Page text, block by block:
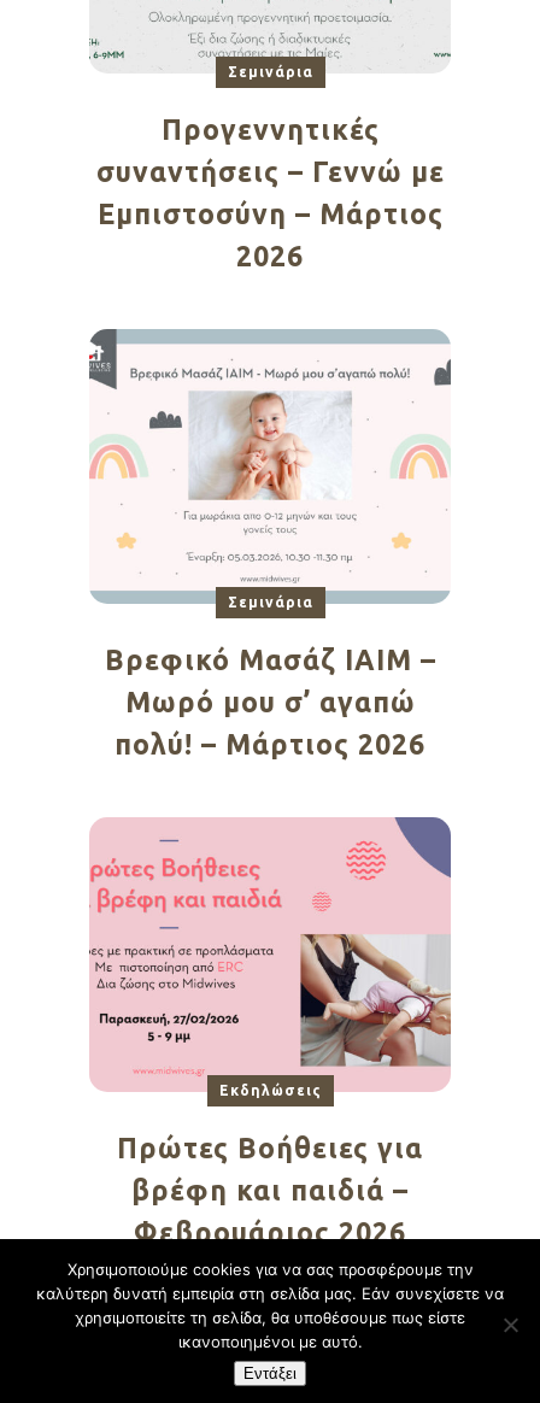
Σεμινάρια
Προγεννητικές
συναντήσεις – Γεννώ με
Εμπιστοσύνη – Μάρτιος
2026
Σεμινάρια
Βρεφικό Μασάζ ΙΑΙΜ –
Μωρό μου σ’ αγαπώ
πολύ! – Μάρτιος 2026
Εκδηλώσεις
Πρώτες Βοήθειες για
βρέφη και παιδιά –
Φεβρουάριος 2026
1 2 3
Χρησιμοποιούμε cookies για να σας προσφέρουμε την
καλύτερη δυνατή εμπειρία στη σελίδα μας. Εάν συνεχίσετε να
χρησιμοποιείτε τη σελίδα, θα υποθέσουμε πως είστε
ικανοποιημένοι με αυτό.
Εντάξει